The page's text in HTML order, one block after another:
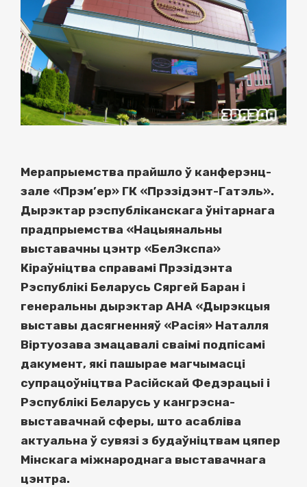
Мерапрыемства прайшло ў канферэнц-
зале «Прэм’ер» ГК «Прэзідэнт-Гатэль».
Дырэктар рэспубліканскага ўнітарнага
прадпрыемства «Нацыянальны
выставачны цэнтр «БелЭкспа»
Кіраўніцтва справамі Прэзідэнта
Рэспублікі Беларусь Сяргей Баран і
генеральны дырэктар АНА «Дырэкцыя
выставы дасягненняў «Расія» Наталля
Віртуозава змацавалі сваімі подпісамі
дакумент, які пашырае магчымасці
супрацоўніцтва Расійскай Федэрацыі і
Рэспублікі Беларусь у кангрэсна-
выставачнай сферы, што асабліва
актуальна ў сувязі з будаўніцтвам цяпер
Мінскага міжнароднага выставачнага
цэнтра.